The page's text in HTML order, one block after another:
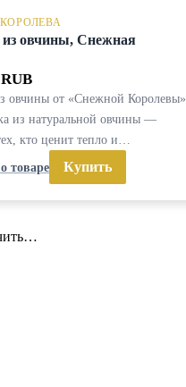
из овчины, Снежная
овчины от «Снежной Королевы»
из натуральной овчины —
кто ценит тепло и…
товаре
Купить